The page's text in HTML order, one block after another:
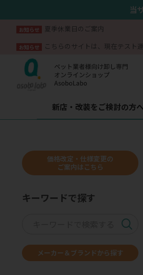
当
お知らせ 夏季休業日のご案内
お知らせ こちらのサイトは、現在テスト
新店・改装をご検討の方へ
価格改定・仕様変更の
ご案内はこちら
キーワードで探す
メーカー＆ブランドから探す